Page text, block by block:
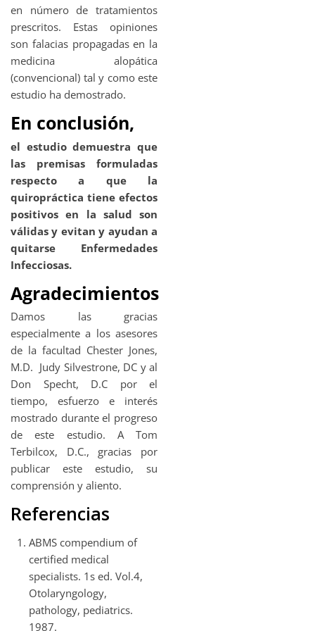
en número de tratamientos
prescritos. Estas opiniones
son falacias propagadas en la
medicina alopática
(convencional) tal y como este
estudio ha demostrado.
En conclusión,
el estudio demuestra que
las premisas formuladas
respecto a que la
quiropráctica tiene efectos
positivos en la salud son
válidas y evitan y ayudan a
quitarse Enfermedades
Infecciosas.
Agradecimientos
Damos las gracias
especialmente a los asesores
de la facultad Chester Jones,
M.D. Judy Silvestrone, DC y al
Don Specht, D.C por el
tiempo, esfuerzo e interés
mostrado durante el progreso
de este estudio. A Tom
Terbilcox, D.C., gracias por
publicar este estudio, su
comprensión y aliento.
Referencias
ABMS compendium of
certified medical
specialists. 1s ed. Vol.4,
Otolaryngology,
pathology, pediatrics.
1987.